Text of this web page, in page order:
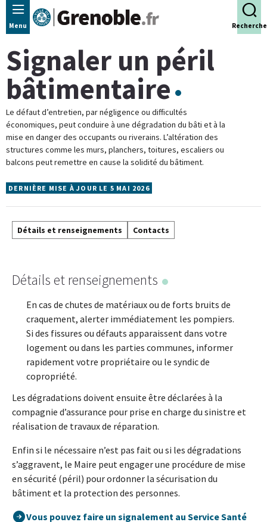
Panneau de gestion des cookies
Menu Recherche
Signaler un péril
bâtimentaire
Le défaut d’entretien, par négligence ou difficultés
économiques, peut conduire à une dégradation du bâti et à la
mise en danger des occupants ou riverains. L’altération des
structures comme les murs, planchers, toitures, escaliers ou
balcons peut remettre en cause la solidité du bâtiment.
DERNIÈRE MISE À JOUR LE 5 MAI 2026
Détails et renseignements Contacts
Détails et renseignements
En cas de chutes de matériaux ou de forts bruits de
craquement, alerter immédiatement les pompiers.
Si des fissures ou défauts apparaissent dans votre
logement ou dans les parties communes, informer
rapidement votre propriétaire ou le syndic de
copropriété.
Les dégradations doivent ensuite être déclarées à la
compagnie d’assurance pour prise en charge du sinistre et
réalisation de travaux de réparation.
Enfin si le nécessaire n’est pas fait ou si les dégradations
s’aggravent, le Maire peut engager une procédure de mise
en sécurité (péril) pour ordonner la sécurisation du
bâtiment et la protection des personnes.
Vous pouvez faire un signalement au Service Santé